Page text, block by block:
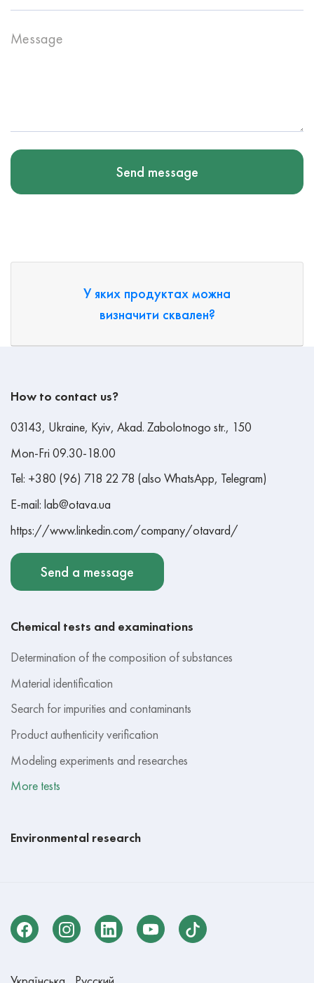
Message
Send message
У яких продуктах можна
визначити сквален?
How to contact us?
03143, Ukraine, Kyiv, Akad. Zabolotnogo str., 150
Mon-Fri 09.30-18.00
Tel: +380 (96) 718 22 78 (also WhatsApp, Telegram)
E-mail: lab@otava.ua
https://www.linkedin.com/company/otavard/
Send a message
Chemical tests and examinations
Determination of the composition of substances
Material identification
Search for impurities and contaminants
Product authenticity verification
Modeling experiments and researches
More tests
Environmental research